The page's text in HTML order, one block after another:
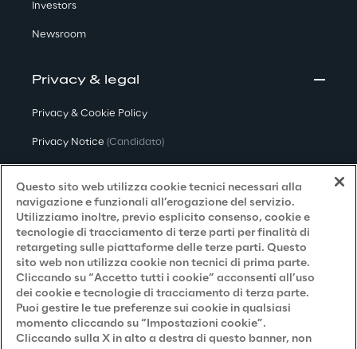
Investors
Newsroom
Privacy & legal
Privacy & Cookie Policy
Privacy Notice (Candidato)
Privacy Notice(Fornitore)
Privacy Notice (Marketing)
Accessibilità
Careers
Questo sito web utilizza cookie tecnici necessari alla
navigazione e funzionali all’erogazione del servizio.
Utilizziamo inoltre, previo esplicito consenso, cookie e
tecnologie di tracciamento di terze parti per finalità di
retargeting sulle piattaforme delle terze parti. Questo
sito web non utilizza cookie non tecnici di prima parte.
Cliccando su “Accetto tutti i cookie” acconsenti all’uso
dei cookie e tecnologie di tracciamento di terza parte.
Puoi gestire le tue preferenze sui cookie in qualsiasi
momento cliccando su “Impostazioni cookie”.
Cliccando sulla X in alto a destra di questo banner, non